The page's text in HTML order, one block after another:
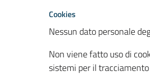
Cookies
Nessun dato personale
Non viene fatto uso di
sistemi per il